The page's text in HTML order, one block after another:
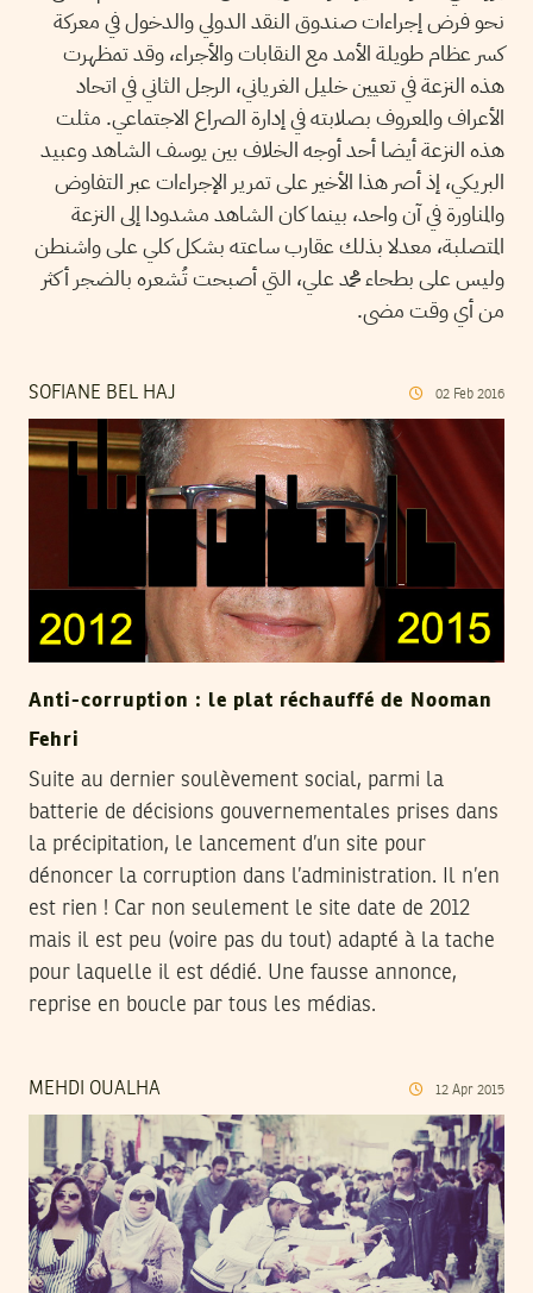
نحو فرض إجراءات صندوق النقد الدولي والدخول في معركة
كسر عظام طويلة الأمد مع النقابات والأجراء، وقد تمظهرت
هذه النزعة في تعيين خليل الغرياني، الرجل الثاني في اتحاد
الأعراف والمعروف بصلابته في إدارة الصراع الاجتماعي. مثلت
هذه النزعة أيضا أحد أوجه الخلاف بين يوسف الشاهد وعبيد
البريكي، إذ أصر هذا الأخير على تمرير الإجراءات عبر التفاوض
والمناورة في آن واحد، بينما كان الشاهد مشدودا إلى النزعة
المتصلبة، معدلا بذلك عقارب ساعته بشكل كلي على واشنطن
وليس على بطحاء محمد علي، التي أصبحت تُشعره بالضجر أكثر
من أي وقت مضى.
SOFIANE BEL HAJ 02 Feb 2016
Anti-corruption : le plat réchauffé de Nooman
Fehri
Suite au dernier soulèvement social, parmi la
batterie de décisions gouvernementales prises dans
la précipitation, le lancement d’un site pour
dénoncer la corruption dans l’administration. Il n’en
est rien ! Car non seulement le site date de 2012
mais il est peu (voire pas du tout) adapté à la tache
pour laquelle il est dédié. Une fausse annonce,
reprise en boucle par tous les médias.
MEHDI OUALHA 12 Apr 2015